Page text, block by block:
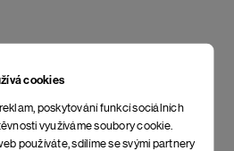
cookies
poskytování funkcí sociálních
využíváme soubory cookie.
používáte, sdílíme se svými partnery